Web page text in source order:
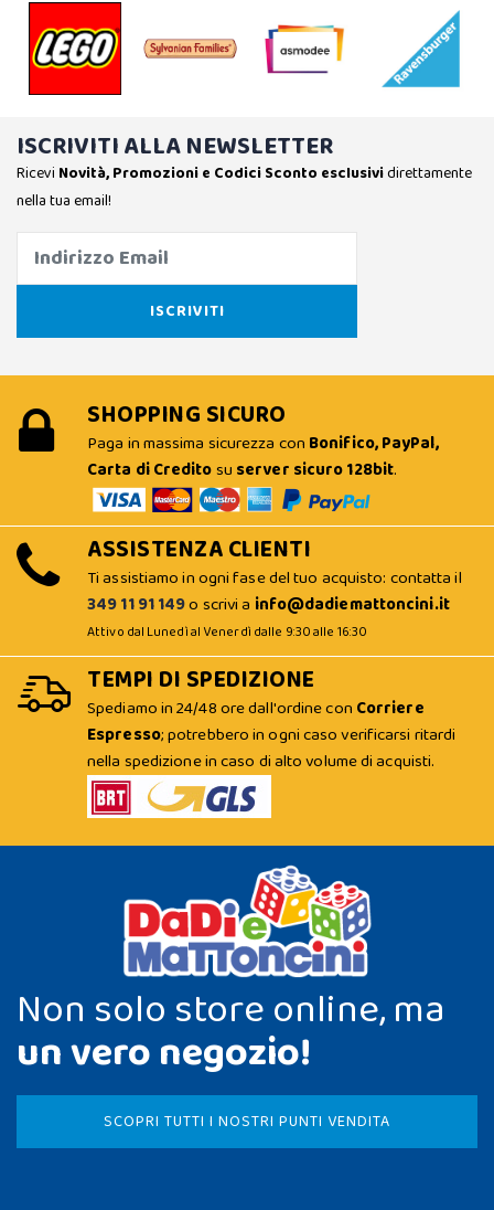
ISCRIVITI ALLA NEWSLETTER
Ricevi Novità, Promozioni e Codici Sconto esclusividirettamente
nella tua email!
SHOPPING SICURO
Paga in massima sicurezza con Bonifico, PayPal,
Carta di Creditosu server sicuro 128bit.
ASSISTENZA CLIENTI
Ti assistiamo in ogni fase del tuo acquisto: contatta il
349 11 91 149o scrivi a info@dadiemattoncini.it
Attivo dal Lunedì al Venerdì dalle 9:30 alle 16:30
TEMPI DI SPEDIZIONE
Spediamo in 24/48 ore dall'ordine con Corriere
Espresso; potrebbero in ogni caso verificarsi ritardi
nella spedizione in caso di alto volume di acquisti.
Non solo store online, ma
un vero negozio!
SCOPRI TUTTI I NOSTRI PUNTI VENDITA